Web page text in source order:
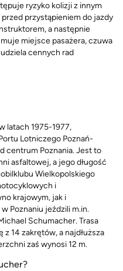
ryzyko kolizji z innym
przystąpieniem do jazdy
a następnie
miejsce pasażera, czuwa
cennych rad
latach 1975-1977,
Lotniczego Poznań-
centrum Poznania. Jest to
asfaltowej, a jego długość
Wielkopolskiego
i
krajowym, jak i
Poznaniu jeździli m.in.
Schumacher. Trasa
z 14 zakrętów, a najdłuższa
zaś wynosi 12 m.